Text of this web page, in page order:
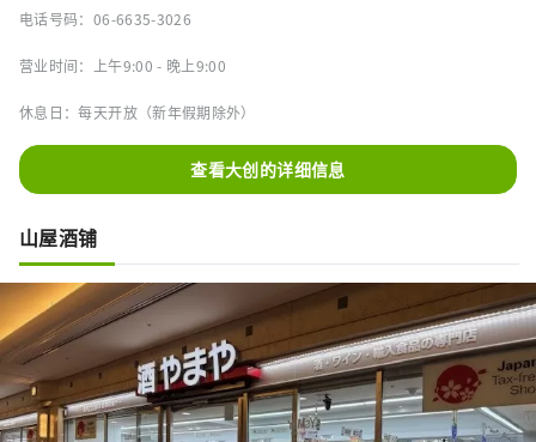
电话号码：06-6635-3026
营业时间：上午9:00 - 晚上9:00
休息日：每天开放（新年假期除外）
查看大创的详细信息
山屋酒铺